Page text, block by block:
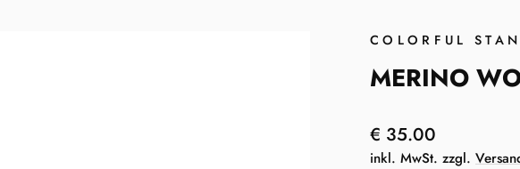
COLORFUL
MERINO
Normaler
Preis
€ 35.00
inkl. MwSt. zzgl.